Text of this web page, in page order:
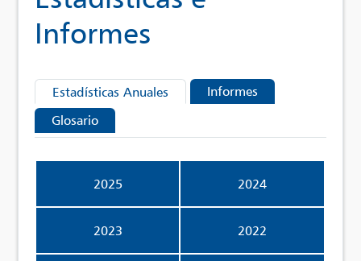
Informes
Estadísticas Anuales
Informes
Glosario
2025 2024
2023 2022